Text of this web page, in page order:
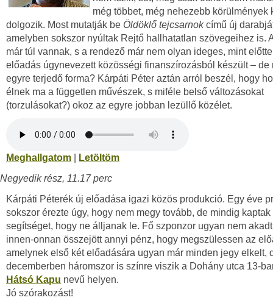
még többet, még nehezebb körülmények
dolgozik. Most mutatják be Öldöklő tejcsarnokcímű új
amelyben sokszor nyúltak Rejtő hallhatatlan szövegeihez is.
már túl vannak, s a rendező már nem olyan ideges, mint
előadás úgynevezett közösségi finanszírozásból készült – de
egyre terjedő forma? Kárpáti Péter aztán arról beszél, hogy
élnek ma a független művészek, s miféle belső változásokat
(torzulásokat?) okoz az egyre jobban lezüllő közélet.
Meghallgatom
Letöltöm
Negyedik rész, 11.17 perc
Kárpáti Péterék új előadása igazi közös produkció. Egy éve
sokszor érezte úgy, hogy nem megy tovább, de mindig
segítséget, hogy ne álljanak le. Fő szponzor ugyan nem
innen-onnan összejött annyi pénz, hogy megszülessen az
amelynek első két előadására ugyan már minden jegy elkelt,
decemberben háromszor is színre viszik a Dohány utca 13-
Hátsó Kapu nevű helyen.
Jó szórakozást!